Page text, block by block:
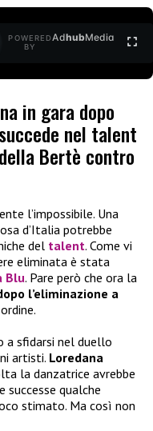
POWERED
BY
AdhubMedia
in gara dopo
nel talent
Bertè contro
l’impossibile. Una
d’Italia potrebbe
del talent. Come vi
eliminata è stata
Blu. Pare però che ora la
l’eliminazione a
a sfidarsi nel duello
artisti. Loredana
la danzatrice avrebbe
qualche
stimato. Ma così non